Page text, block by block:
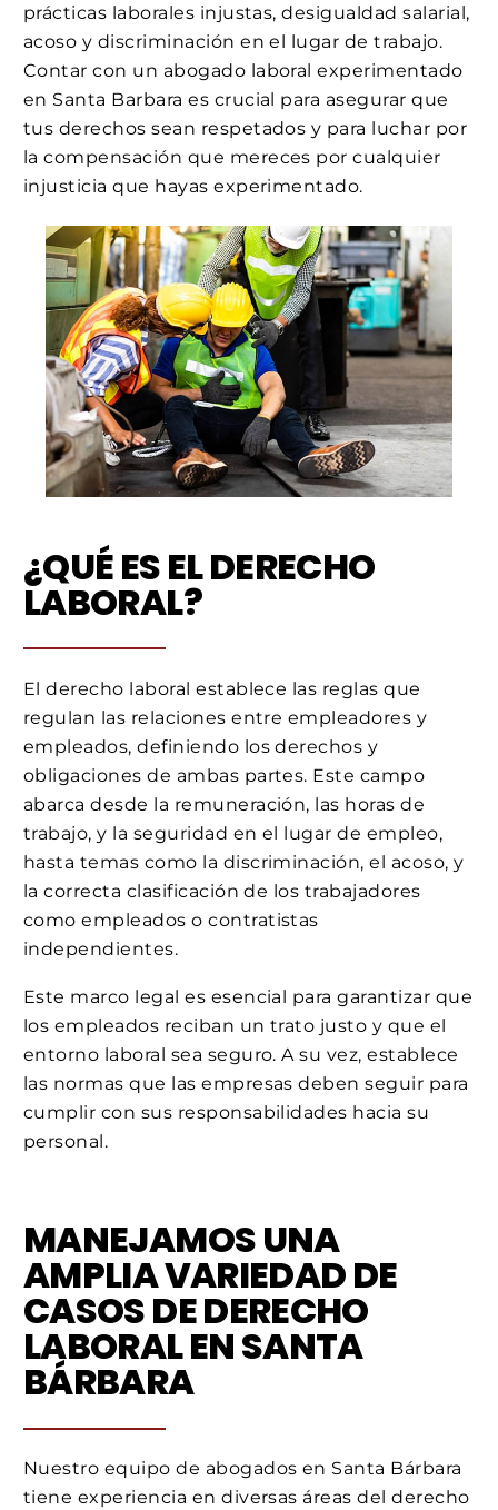
prácticas laborales injustas, desigualdad salarial,
acoso y discriminación en el lugar de trabajo.
Contar con un abogado laboral experimentado
en Santa Barbara es crucial para asegurar que
tus derechos sean respetados y para luchar por
la compensación que mereces por cualquier
injusticia que hayas experimentado.
¿QUÉ ES EL DERECHO
LABORAL?
El derecho laboral establece las reglas que
regulan las relaciones entre empleadores y
empleados, definiendo los derechos y
obligaciones de ambas partes. Este campo
abarca desde la remuneración, las horas de
trabajo, y la seguridad en el lugar de empleo,
hasta temas como la discriminación, el acoso, y
la correcta clasificación de los trabajadores
como empleados o contratistas
independientes.
Este marco legal es esencial para garantizar que
los empleados reciban un trato justo y que el
entorno laboral sea seguro. A su vez, establece
las normas que las empresas deben seguir para
cumplir con sus responsabilidades hacia su
personal.
MANEJAMOS UNA
AMPLIA VARIEDAD DE
CASOS DE DERECHO
LABORAL EN SANTA
BÁRBARA
Nuestro equipo de abogados en Santa Bárbara
tiene experiencia en diversas áreas del derecho